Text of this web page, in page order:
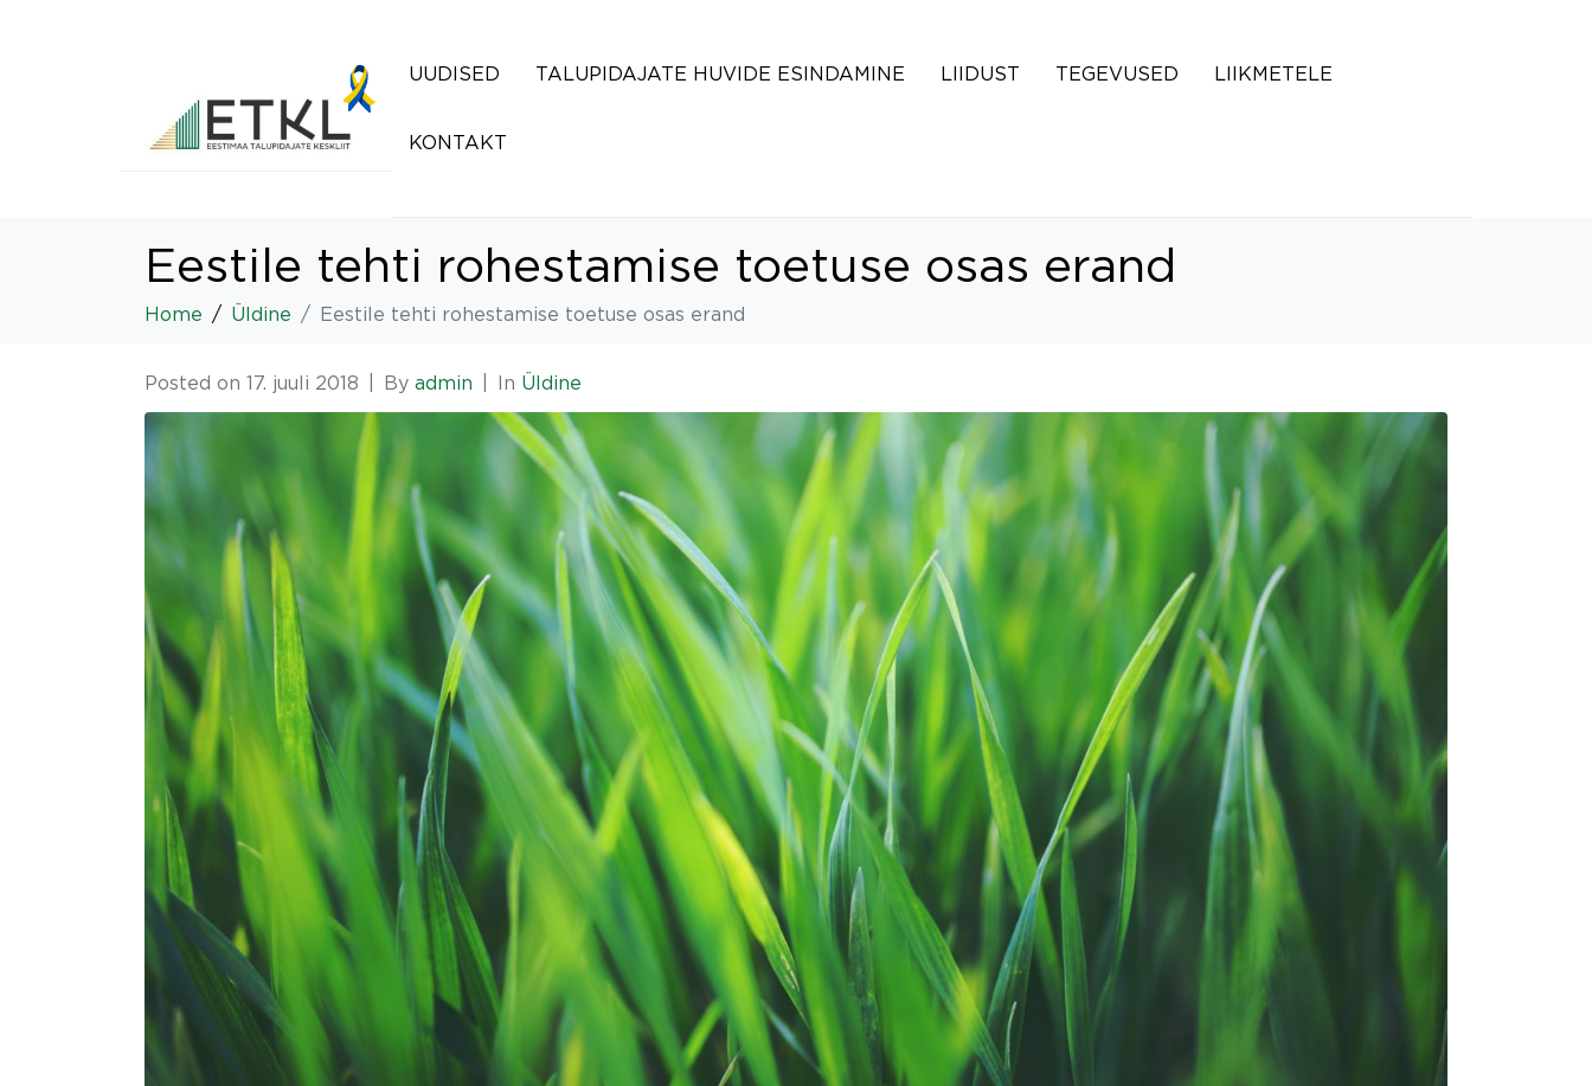
UUDISED TALUPIDAJATE HUVIDE ESINDAMINE LIIDUST TEGEVUSED LIIKMETELE
KONTAKT
Eestile tehti rohestamise toetuse osas erand
Home Üldine Eestile tehti rohestamise toetuse osas erand
Posted on 17. juuli 2018 By admin In Üldine